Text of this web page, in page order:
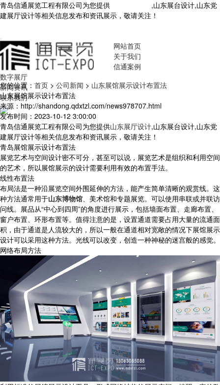
青岛信通展览工程有限公司为您提供
,山东展台设计,山东党
建展厅设计等相关信息发布和资讯展示，敬请关注！
网站首页
关于我们
信通案例
数字展厅
新闻资讯
联系我们
您的位置： 首页 > 公司新闻 > 山东展馆展示设计布置法
山东展馆展示设计布置法
来源：http://shandong.qdxtzl.com/news978707.html
发布时间：2023-10-12 3:00:00
青岛信通展览工程有限公司为您提供山东展厅设计,山东展台设计,山东党
建展厅设计等相关信息发布和资讯展示，敬请关注！
青岛展馆展示设计布置法
展览艺术与空间设计密不可分，甚至可以说，展览艺术是组织和利用空间
的艺术，所以展馆展示的设计需要利用有效的布置手法。
线性布置法
布局法是一种沿展览空间外围延伸的方法，能产生简单清晰的观赏线。这
种方法通常用于山东博物馆、美术馆和专题展览。可以使用串联或并联访
问线。展品从“中心到四周”的角度进行展示，包括墙面布置、走廊布置、
窗户布置、环形布置等。值得注意的是，设置通道需要占用大量的流通面
积，由于通道是人流较大的，所以一般在通道相对宽敞的情况下展馆展示
设计可以采用这种方法。光线可以改变，创造一种神秘的迷宫般的感觉。
网络布局方法